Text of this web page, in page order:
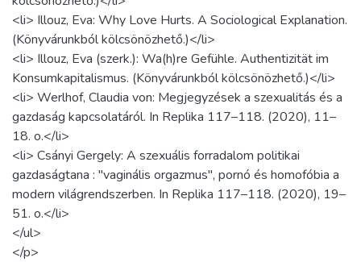
<li> Illouz, Eva: Why Love Hurts. A Sociological Explanation.
(Könyvárunkból kölcsönözhető.)</li>
<li> Illouz, Eva (szerk.): Wa(h)re Gefühle. Authentizität im
Konsumkapitalismus. (Könyvárunkból kölcsönözhető.)</li>
<li> Werlhof, Claudia von: Megjegyzések a szexualitás és a
gazdaság kapcsolatáról. In Replika 117–118. (2020), 11–
18. o.</li>
<li> Csányi Gergely: A szexuális forradalom politikai
gazdaságtana : "vaginális orgazmus", pornó és homofóbia a
modern világrendszerben. In Replika 117–118. (2020), 19–
51. o.</li>
</ul>
</p>